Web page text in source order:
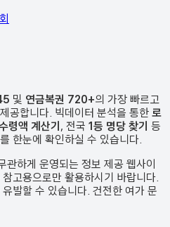
회
및 연금복권 720+의 가장 빠르고
공합니다. 빅데이터 분석을 통한 로
령액 계산기, 전국 1등 명당 찾기 등
한눈에 확인하실 수 있습니다.
관하게 운영되는 정보 제공 웹사이
고용으로만 활용하시기 바랍니다.
발할 수 있습니다. 건전한 여가 문